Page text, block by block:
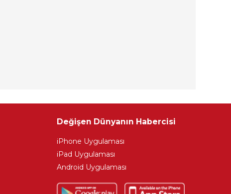
Değişen Dünyanın Habercisi
iPhone Uygulaması
iPad Uygulaması
Android Uygulaması